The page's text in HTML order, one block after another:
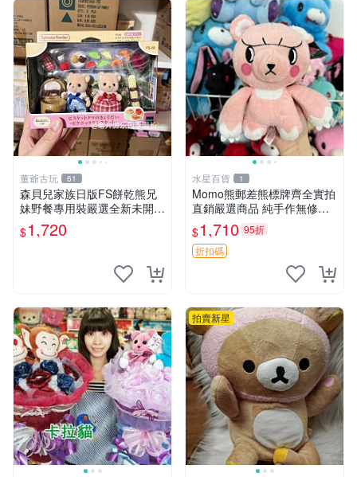
董爺古玩 61
森貝兒家族日版FS餅乾熊兄
妹野餐專用裝嚴選全新未開
封，包含兩組大童款紙盒裝，
適合收藏與分享。 餅乾熊兄
$1,720
水星百貨 1
Momo熊郵差熊標牌齊全實拍
直銷嚴選商品 純手作無修圖
可收藏 郵差熊 Momo熊 標牌
商品
$1,710 95折
折扣碼
拍賣新星